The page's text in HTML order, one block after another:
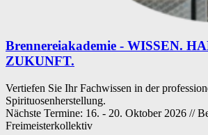
Brennereiakademie - WISSEN.
ZUKUNFT.
Vertiefen Sie Ihr Fachwissen in der
Spirituosenherstellung.
Nächste Termine: 16. - 20. Oktober 2026 //
Freimeisterkollektiv